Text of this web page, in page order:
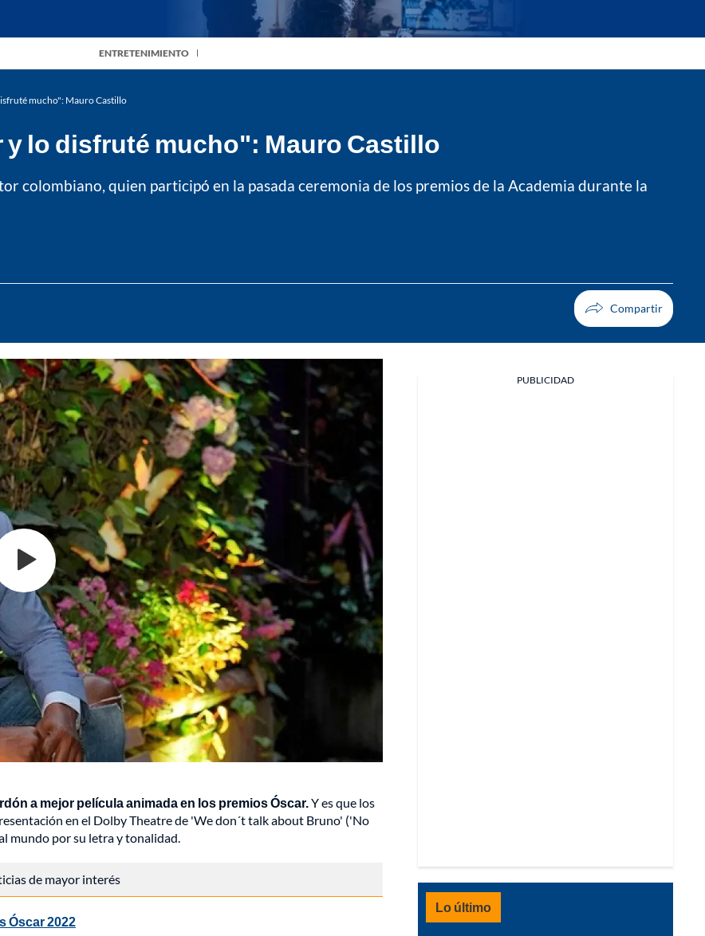
ENTRETENIMIENTO
mucho": Mauro Castillo
y lo disfruté mucho": Mauro Castillo
colombiano, quien participó en la pasada ceremonia de los premios de la Academia durante la
a mejor película animada en los premios Óscar.Y es que los
en el Dolby Theatre de 'We don´t talk about Bruno' ('No
mundo por su letra y tonalidad.
de mayor interés
Óscar 2022
PUBLICIDAD
Lo último